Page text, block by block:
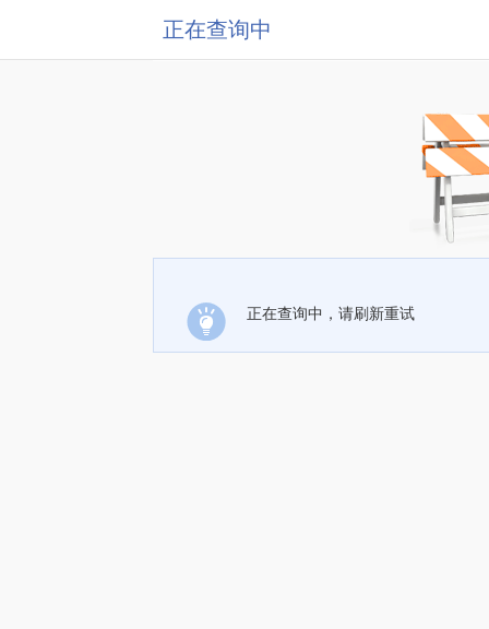
正在查询中
正在查询中，请刷新重试